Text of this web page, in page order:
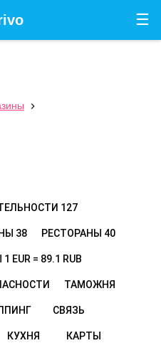
☰

127
38 РЕСТОРАНЫ 40
1 EUR = 89.1 RUB
ТАМОЖНЯ
СВЯЗЬ
КУХНЯ КАРТЫ